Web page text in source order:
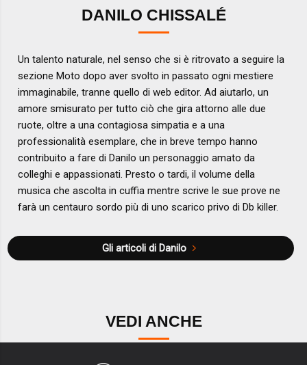
DANILO CHISSALÉ
Un talento naturale, nel senso che si è ritrovato a seguire la
sezione Moto dopo aver svolto in passato ogni mestiere
immaginabile, tranne quello di web editor. Ad aiutarlo, un
amore smisurato per tutto ciò che gira attorno alle due
ruote, oltre a una contagiosa simpatia e a una
professionalità esemplare, che in breve tempo hanno
contribuito a fare di Danilo un personaggio amato da
colleghi e appassionati. Presto o tardi, il volume della
musica che ascolta in cuffia mentre scrive le sue prove ne
farà un centauro sordo più di uno scarico privo di Db killer.
Gli articoli di Danilo
VEDI ANCHE